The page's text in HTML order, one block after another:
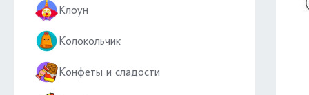
Клоун
Колокольчик
Конфеты и сладости